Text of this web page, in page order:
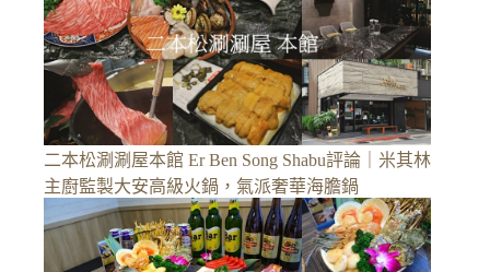
二本松涮涮屋本館 Er Ben Song Shabu評論｜米其林
主廚監製大安高級火鍋，氣派奢華海膽鍋